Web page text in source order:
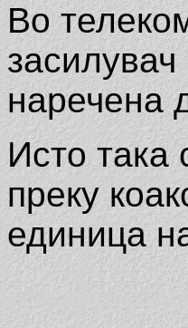
Во
наречена
Исто така
преку
единица